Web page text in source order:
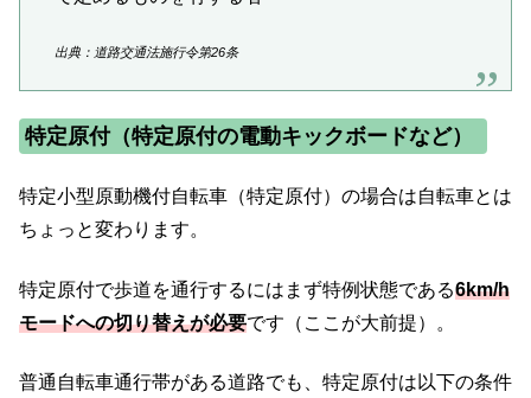
出典：道路交通法施行令第26条
特定原付（特定原付の電動キックボードなど）
特定小型原動機付自転車（特定原付）の場合は自転車とは
ちょっと変わります。
特定原付で歩道を通行するにはまず特例状態である6km/h
モードへの切り替えが必要です（ここが大前提）。
普通自転車通行帯がある道路でも、特定原付は以下の条件